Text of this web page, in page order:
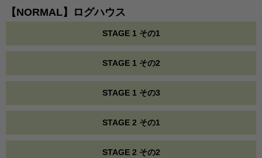
【NORMAL】ログハウス
STAGE 1 その1
STAGE 1 その2
STAGE 1 その3
STAGE 2 その1
STAGE 2 その2